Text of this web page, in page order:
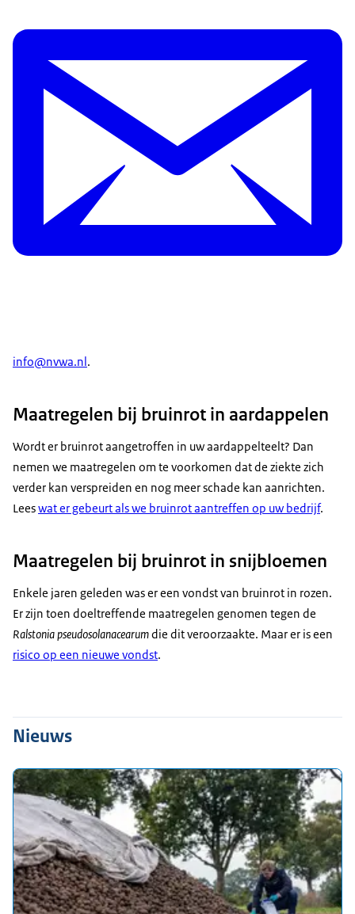
info@nvwa.nl.
Maatregelen bij bruinrot in aardappelen
Wordt er bruinrot aangetroffen in uw aardappelteelt? Dan
nemen we maatregelen om te voorkomen dat de ziekte zich
verder kan verspreiden en nog meer schade kan aanrichten.
Leeswat er gebeurt als we bruinrot aantreffen op uw bedrijf.
Maatregelen bij bruinrot in snijbloemen
Enkele jaren geleden was er een vondst van bruinrot in rozen.
Er zijn toen doeltreffende maatregelen genomen tegen de
Ralstonia pseudosolanacearumdie dit veroorzaakte. Maar er is een
risico op een nieuwe vondst.
Nieuws